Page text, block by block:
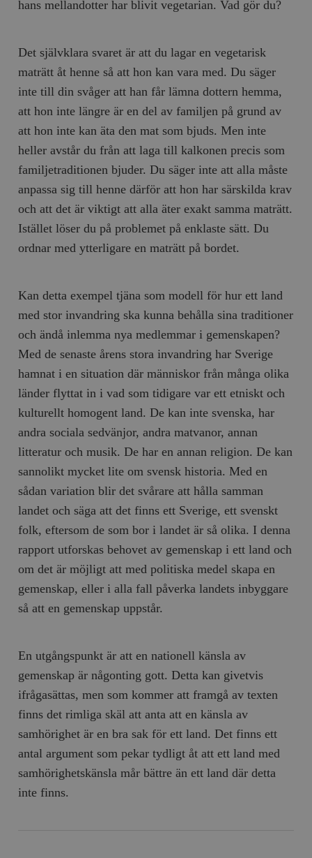
hans mellandotter har blivit vegetarian. Vad gör du?
Det självklara svaret är att du lagar en vegetarisk
maträtt åt henne så att hon kan vara med. Du säger
inte till din svåger att han får lämna dottern hemma,
att hon inte längre är en del av familjen på grund av
att hon inte kan äta den mat som bjuds. Men inte
heller avstår du från att laga till kalkonen precis som
familjetraditionen bjuder. Du säger inte att alla måste
anpassa sig till henne därför att hon har särskilda krav
och att det är viktigt att alla äter exakt samma maträtt.
Istället löser du på problemet på enklaste sätt. Du
ordnar med ytterligare en maträtt på bordet.
Kan detta exempel tjäna som modell för hur ett land
med stor invandring ska kunna behålla sina traditioner
och ändå inlemma nya medlemmar i gemenskapen?
Med de senaste årens stora invandring har Sverige
hamnat i en situation där människor från många olika
länder flyttat in i vad som tidigare var ett etniskt och
kulturellt homogent land. De kan inte svenska, har
andra sociala sedvänjor, andra matvanor, annan
litteratur och musik. De har en annan religion. De kan
sannolikt mycket lite om svensk historia. Med en
sådan variation blir det svårare att hålla samman
landet och säga att det finns ett Sverige, ett svenskt
folk, eftersom de som bor i landet är så olika. I denna
rapport utforskas behovet av gemenskap i ett land och
om det är möjligt att med politiska medel skapa en
gemenskap, eller i alla fall påverka landets inbyggare
så att en gemenskap uppstår.
En utgångspunkt är att en nationell känsla av
gemenskap är någonting gott. Detta kan givetvis
ifrågasättas, men som kommer att framgå av texten
finns det rimliga skäl att anta att en känsla av
samhörighet är en bra sak för ett land. Det finns ett
antal argument som pekar tydligt åt att ett land med
samhörighetskänsla mår bättre än ett land där detta
inte finns.